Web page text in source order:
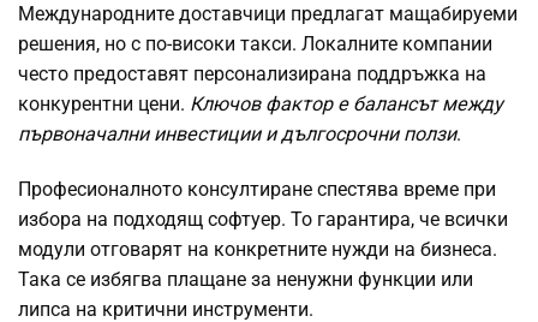
Международните доставчици предлагат мащабируеми
решения, но с по-високи такси. Локалните компании
често предоставят персонализирана поддръжка на
конкурентни цени. Ключов фактор е балансът между
първоначални инвестиции и дългосрочни ползи.
Професионалното консултиране спестява време при
избора на подходящ софтуер. То гарантира, че всички
модули отговарят на конкретните нужди на бизнеса.
Така се избягва плащане за ненужни функции или
липса на критични инструменти.